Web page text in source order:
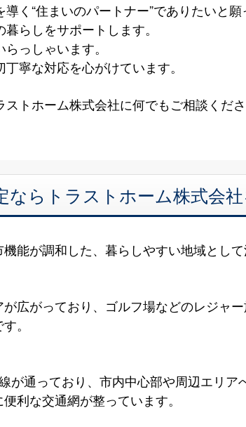
く“住まいのパートナー”でありたいと
らしをサポートします。
っしゃいます。
寧な対応を心がけています。
トホーム株式会社に何でもご相談くださ
らトラストホーム株式会
能が調和した、暮らしやすい地域として
広がっており、ゴルフ場などのレジャ
。
が通っており、市内中心部や周辺エリア
利な交通網が整っています。